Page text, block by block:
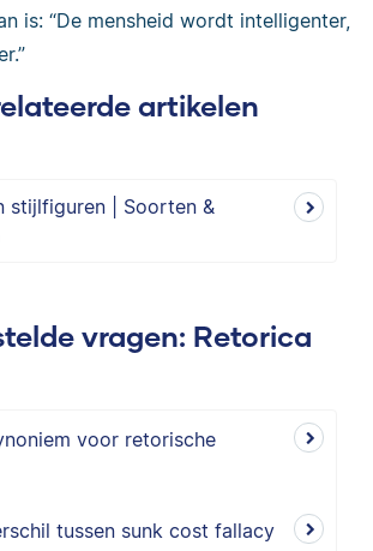
is: “De mensheid wordt intelligenter,
artikelen
stijlfiguren | Soorten &
vragen: Retorica
voor retorische
tussen sunk cost fallacy